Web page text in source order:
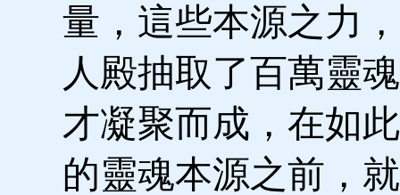
量，這些本源之力
人殿抽取了百萬靈
才凝聚而成，在如
的靈魂本源之前，